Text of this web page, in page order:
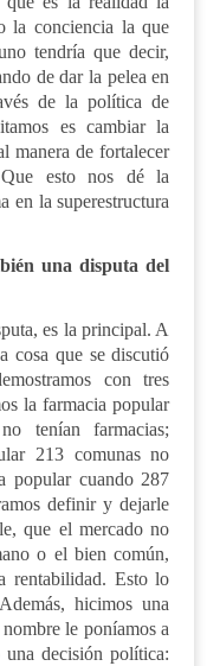
la conciencia la que
tendría que decir,
de dar la pelea en
de la política de
es cambiar la
manera de fortalecer
esto nos dé la
en la superestructura
una disputa del
es la principal. A
cosa que se discutió
con tres
la farmacia popular
tenían farmacias;
213 comunas no
popular cuando 287
definir y dejarle
que el mercado no
o el bien común,
rentabilidad. Esto lo
hicimos una
le poníamos a
una decisión política: